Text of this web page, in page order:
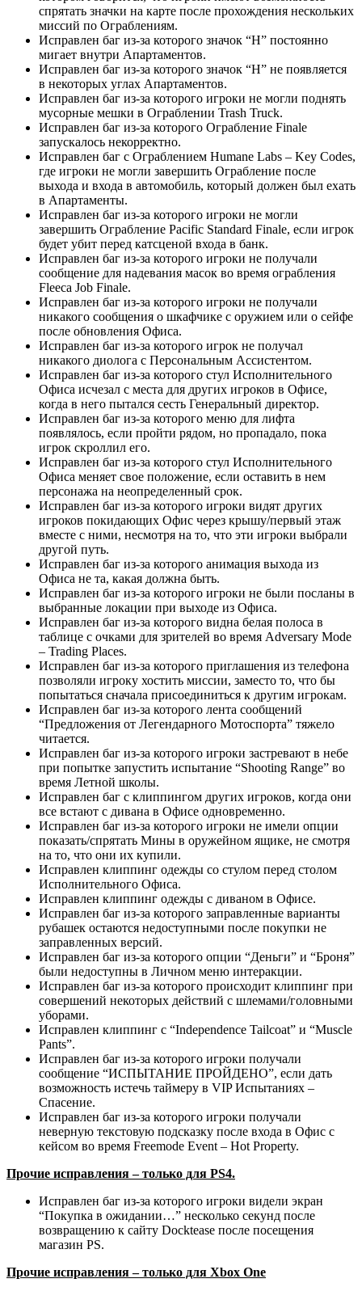
спрятать значки на карте после прохождения нескольких
миссий по Ограблениям.
Исправлен баг из-за которого значок “Н” постоянно
мигает внутри Апартаментов.
Исправлен баг из-за которого значок “Н” не появляется
в некоторых углах Апартаментов.
Исправлен баг из-за которого игроки не могли поднять
мусорные мешки в Ограблении Trash Truck.
Исправлен баг из-за которого Ограбление Finale
запускалось некорректно.
Исправлен баг с Ограблением Humane Labs – Key Codes,
где игроки не могли завершить Ограбление после
выхода и входа в автомобиль, который должен был ехать
в Апартаменты.
Исправлен баг из-за которого игроки не могли
завершить Ограбление Pacific Standard Finale, если игрок
будет убит перед катсценой входа в банк.
Исправлен баг из-за которого игроки не получали
сообщение для надевания масок во время ограбления
Fleeca Job Finale.
Исправлен баг из-за которого игроки не получали
никакого сообщения о шкафчике с оружием или о сейфе
после обновления Офиса.
Исправлен баг из-за которого игрок не получал
никакого диолога с Персональным Ассистентом.
Исправлен баг из-за которого стул Исполнительного
Офиса исчезал с места для других игроков в Офисе,
когда в него пытался сесть Генеральный директор.
Исправлен баг из-за которого меню для лифта
появлялось, если пройти рядом, но пропадало, пока
игрок скроллил его.
Исправлен баг из-за которого стул Исполнительного
Офиса меняет свое положение, если оставить в нем
персонажа на неопределенный срок.
Исправлен баг из-за которого игроки видят других
игроков покидающих Офис через крышу/первый этаж
вместе с ними, несмотря на то, что эти игроки выбрали
другой путь.
Исправлен баг из-за которого анимация выхода из
Офиса не та, какая должна быть.
Исправлен баг из-за которого игроки не были посланы в
выбранные локации при выходе из Офиса.
Исправлен баг из-за которого видна белая полоса в
таблице с очками для зрителей во время Adversary Mode
– Trading Places.
Исправлен баг из-за которого приглашения из телефона
позволяли игроку хостить миссии, заместо то, что бы
попытаться сначала присоединиться к другим игрокам.
Исправлен баг из-за которого лента сообщений
“Предложения от Легендарного Мотоспорта” тяжело
читается.
Исправлен баг из-за которого игроки застревают в небе
при попытке запустить испытание “Shooting Range” во
время Летной школы.
Исправлен баг с клиппингом других игроков, когда они
все встают с дивана в Офисе одновременно.
Исправлен баг из-за которого игроки не имели опции
показать/спрятать Мины в оружейном ящике, не смотря
на то, что они их купили.
Исправлен клиппинг одежды со стулом перед столом
Исполнительного Офиса.
Исправлен клиппинг одежды с диваном в Офисе.
Исправлен баг из-за которого заправленные варианты
рубашек остаются недоступными после покупки не
заправленных версий.
Исправлен баг из-за которого опции “Деньги” и “Броня”
были недоступны в Личном меню интеракции.
Исправлен баг из-за которого происходит клиппинг при
совершений некоторых действий с шлемами/головными
уборами.
Исправлен клиппинг с “Independence Tailcoat” и “Muscle
Pants”.
Исправлен баг из-за которого игроки получали
сообщение “ИСПЫТАНИЕ ПРОЙДЕНО”, если дать
возможность истечь таймеру в VIP Испытаниях –
Спасение.
Исправлен баг из-за которого игроки получали
неверную текстовую подсказку после входа в Офис с
кейсом во время Freemode Event – Hot Property.
Прочие исправления – только для PS4.
Исправлен баг из-за которого игроки видели экран
“Покупка в ожидании…” несколько секунд после
возвращению к сайту Docktease после посещения
магазин PS.
Прочие исправления – только для Xbox One